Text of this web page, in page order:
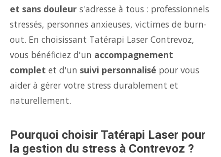
et sans douleur s'adresse à tous : professionnels
stressés, personnes anxieuses, victimes de burn-
out. En choisissant Tatérapi Laser Contrevoz,
vous bénéficiez d'un accompagnement
complet et d'un suivi personnalisé pour vous
aider à gérer votre stress durablement et
naturellement.
Pourquoi choisir Tatérapi Laser pour
la gestion du stress à Contrevoz ?